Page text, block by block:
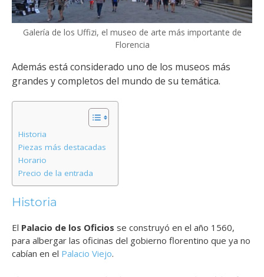
Galería de los Uffizi, el museo de arte más importante de
Florencia
Además está considerado uno de los museos más
grandes y completos del mundo de su temática.
Historia
Piezas más destacadas
Horario
Precio de la entrada
Historia
El Palacio de los Oficios se construyó en el año 1560,
para albergar las oficinas del gobierno florentino que ya no
cabían en el Palacio Viejo.